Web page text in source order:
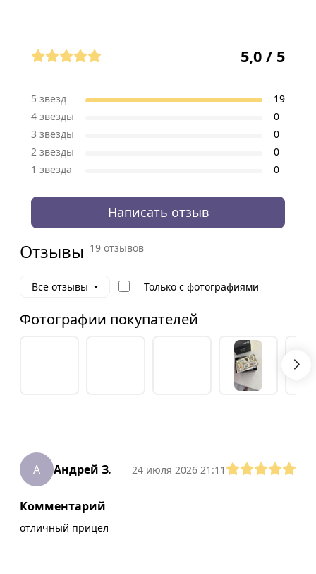
Отзывы (19) 5,0 / 5
5 звезд
19
4 звезды
0
3 звезды
0
2 звезды
0
1 звезда
0
Написать отзыв
Отзывы 19 отзывов
Все отзывы Только с фотографиями
Фотографии покупателей
А Андрей З. 24 июля 2026 21:11
Комментарий
отличный прицел